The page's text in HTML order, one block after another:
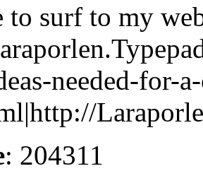
to surf to my
needed-for-
: 204311